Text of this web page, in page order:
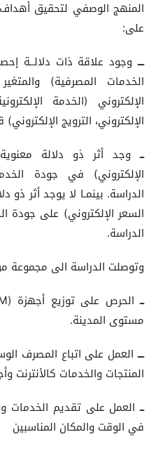
المنهج الوصفي لتحقيق أهداف
على:
ـــوجود علاقة ذات دلالــة
الخدمات المصرفية)
الإلكتروني (الخدمة
الإلكتروني، الترويج
ــ وجد أثر ذو دلالة معنوية
الإلكتروني) في جودة
الدراسة. بينمـا لا يوجد أثر ذو
السعر الإلكتروني) على جودة
الدراسة.
وتوصلت الدراسة الى مجموعة
ــ
مستوى المدينة.
ـــ العمل على اتباع المصرف
المنتجات والخدمات كالأنترنت
ــالعمل على تقديم الخدمات
في الوقت والمكان المناسبين